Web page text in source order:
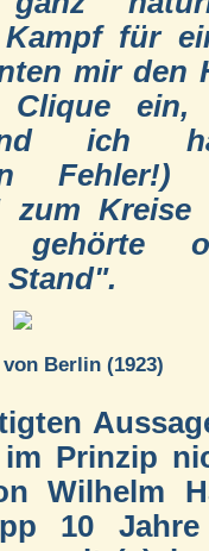
für
mir den
Clique ein,
ich
Fehler!)
zum Kreise
gehörte
Berlin (1923)
Prinzip
Wilhelm
10